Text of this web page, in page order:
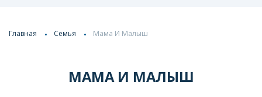
Главная Семья Мама И Малыш
МАМА И МАЛЫШ